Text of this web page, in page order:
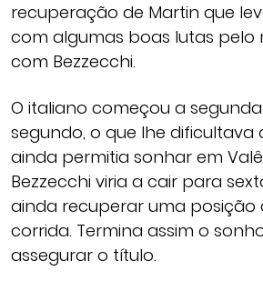
recuperação de Martin que
com algumas boas lutas pelo
com Bezzecchi.
O italiano começou a
segundo, o que lhe dificultava
ainda permitia sonhar em
Bezzecchi viria a cair para
ainda recuperar uma posição
corrida. Termina assim o
assegurar o título.